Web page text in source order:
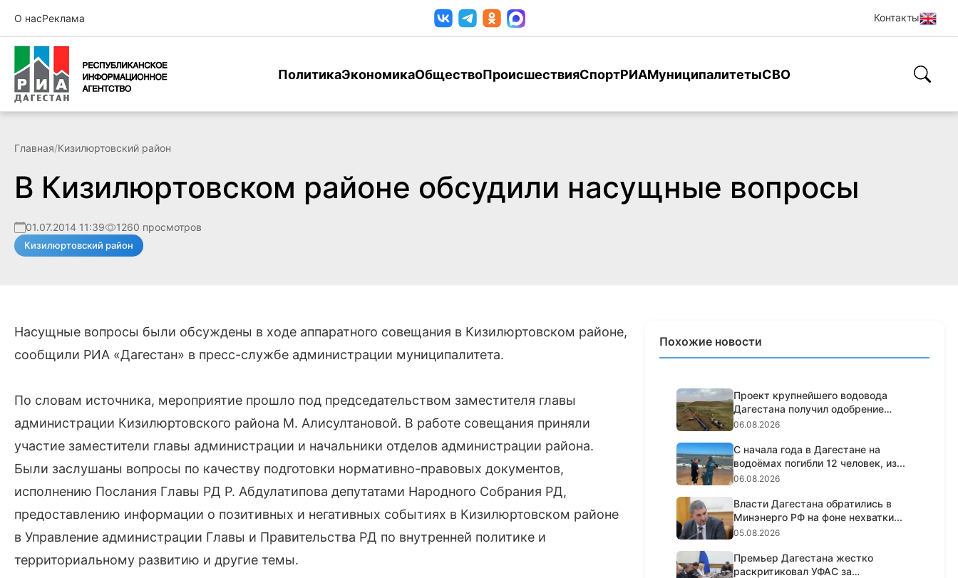
О насРеклама Контакты
ПолитикаЭкономикаОбществоПроисшествияСпортРИАМуниципалитетыСВО
Главная/Кизилюртовский район
В Кизилюртовском районе обсудили насущные вопросы
01.07.2014 11:39 1260 просмотров
Кизилюртовский район
Насущные вопросы были обсуждены в ходе аппаратного совещания в Кизилюртовском районе,
сообщили РИА «Дагестан» в пресс-службе администрации муниципалитета.
По словам источника, мероприятие прошло под председательством заместителя главы
администрации Кизилюртовского района М. Алисултановой. В работе совещания приняли
участие заместители главы администрации и начальники отделов администрации района.
Были заслушаны вопросы по качеству подготовки нормативно-правовых документов,
исполнению Послания Главы РД Р. Абдулатипова депутатами Народного Собрания РД,
предоставлению информации о позитивных и негативных событиях в Кизилюртовском районе
в Управление администрации Главы и Правительства РД по внутренней политике и
территориальному развитию и другие темы.
Похожие новости
Проект крупнейшего водовода
Дагестана получил одобрение
госэ...
06.08.2026
С начала года в Дагестане на
водоёмах погибли 12 человек, из...
06.08.2026
Власти Дагестана обратились в
Минэнерго РФ на фоне нехватки...
05.08.2026
Премьер Дагестана жестко
раскритиковал УФАС за